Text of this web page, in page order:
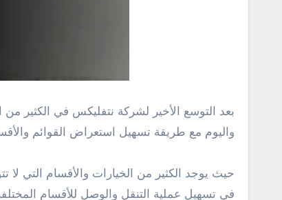
بعد التوسع الأخير لشركة نتفليكس في الكثير
واليوم مع طريقة تسهيل استعراض القوائم
حيث يوجد الكثير من الخيارات والأقسام التي لا
في تسهيل عملية التنقل والوصل للأقسام